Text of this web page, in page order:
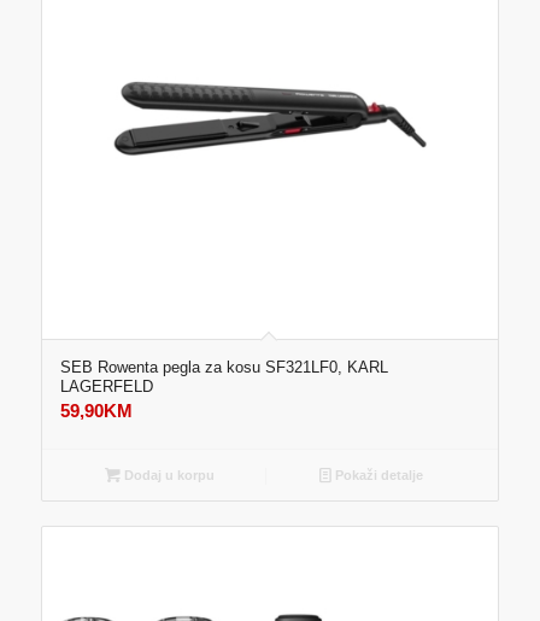
SEB Rowenta pegla za kosu SF321LF0, KARL
LAGERFELD
59,90KM
Dodaj u korpu Pokaži detalje